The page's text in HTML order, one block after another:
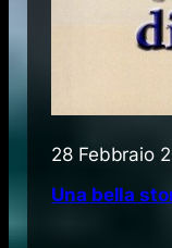
28 Febbraio
Una bella